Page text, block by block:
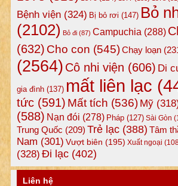
Bệnh viện(324) Bị bỏ rơi (147) Bỏ
(2102) Bỏ đi(87) Campuchia (288)
(632) Cho con (545)Chạy loạn
(2564) Cô nhi viện (606) Di
gia đình(137) mất liên lạc
tức(591) Mất tích (536) Mỹ
(588) Nạn đói (278) Pháp(127) Sài Gòn
Trung Quốc (209) Trẻ lạc(388) Tâm
Nam (301) Vượt biên (195) Xuất ngoại
(328) Đi lạc(402)
Liên hệ